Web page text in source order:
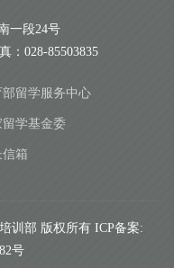
一段24号
：028-85503835
部留学服务中心
留学基金委
箱
训部 版权所有 ICP备案:
号